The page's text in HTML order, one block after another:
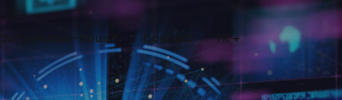
Qui Sommes-Nous ? Contact FR